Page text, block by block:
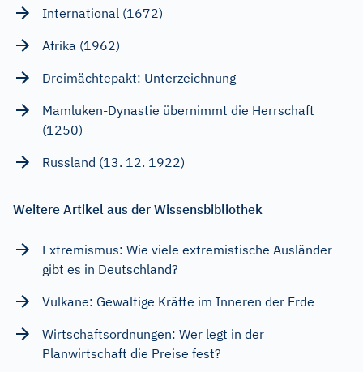
International (1672)
Afrika (1962)
Dreimächtepakt: Unterzeichnung
Mamluken-Dynastie übernimmt die Herrschaft
(1250)
Russland (13. 12. 1922)
Weitere Artikel aus der Wissensbibliothek
Extremismus: Wie viele extremistische Ausländer
gibt es in Deutschland?
Vulkane: Gewaltige Kräfte im Inneren der Erde
Wirtschaftsordnungen: Wer legt in der
Planwirtschaft die Preise fest?